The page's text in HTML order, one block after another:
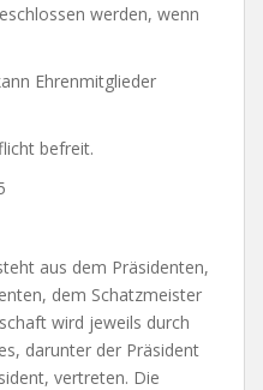
werden, wenn
Ehrenmitglieder
befreit.
aus dem Präsidenten,
dem Schatzmeister
wird jeweils durch
darunter der Präsident
vertreten. Die